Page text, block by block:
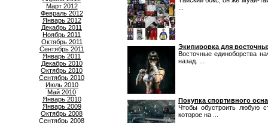
Март 2012
Февраль 2012
Январь 2012
Декабрь 2011
Ноябрь 2011
Октябрь 2011
Сентябрь 2011
Январь 2011
Декабрь 2010
Октябрь 2010
Сентябрь 2010
Июль 2010
Май 2010
Январь 2010
Январь 2009
Октябрь 2008
Сентябрь 2008
Экипировка для
Восточные единоборства
назад. ...
Покупка спортивного
Чтобы обустроить любую
которое на ...